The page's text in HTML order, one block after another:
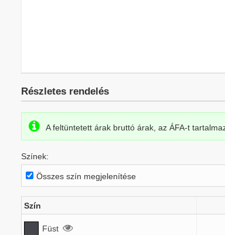
Részletes rendelés
A feltüntetett árak bruttó árak, az ÁFA-t
Színek:
Összes szín megjelenítése
Szín
Füst